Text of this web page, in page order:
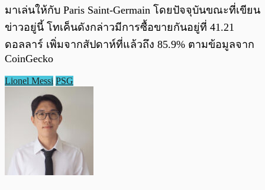
มาเล่นให้กับ Paris Saint-Germain โดยปัจจุบันขณะที่เขียน
ข่าวอยู่นี้ โทเค็นดังกล่าวมีการซื้อขายกันอยู่ที่ 41.21
ดอลลาร์ เพิ่มจากสัปดาห์ที่แล้วถึง 85.9% ตามข้อมูลจาก
CoinGecko
Lionel Messi PSG